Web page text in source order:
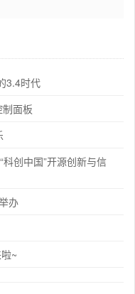
3.4时代
面板
创中国”开源创新与信
办
~